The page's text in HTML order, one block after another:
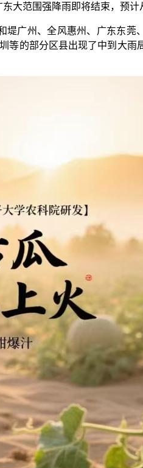
范围强降雨即将结束，预计
州、全风惠州、广东东莞
等的部分区县出现了中到大